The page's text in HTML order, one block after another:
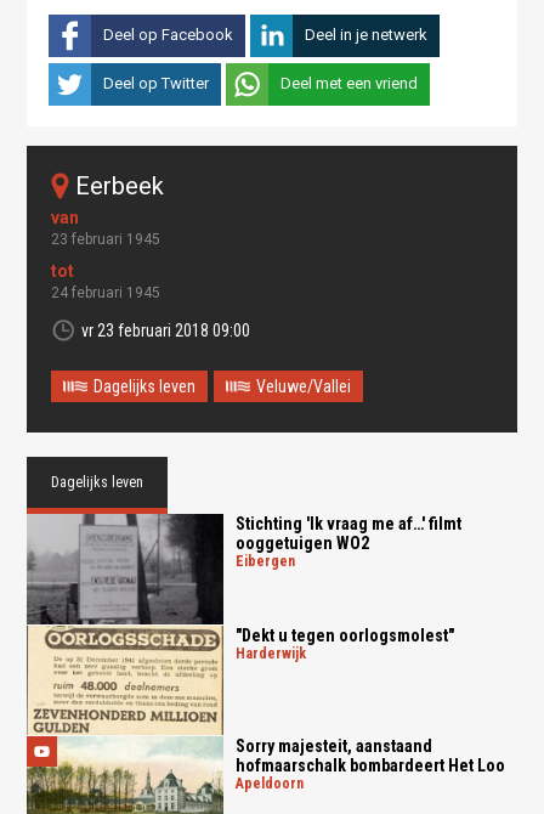
Deel op Facebook Deel in je netwerk
Deel op Twitter Deel met een vriend
eerbeek
23 februari 1945
24 februari 1945
vr 23 februari 2018 09:00
Dagelijks leven Veluwe/Vallei
Dagelijks leven
Stichting 'Ik vraag me af…' filmt
ooggetuigen WO2
eibergen
"Dekt u tegen oorlogsmolest"
harderwijk
Sorry majesteit, aanstaand
hofmaarschalk bombardeert Het Loo
apeldoorn